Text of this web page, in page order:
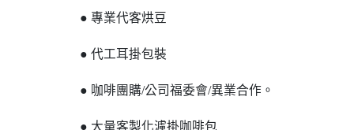
● 專業代客烘豆
● 代工耳掛包裝
● 咖啡團購/公司福委會/異業合作。
● 大量客製化濾掛咖啡包